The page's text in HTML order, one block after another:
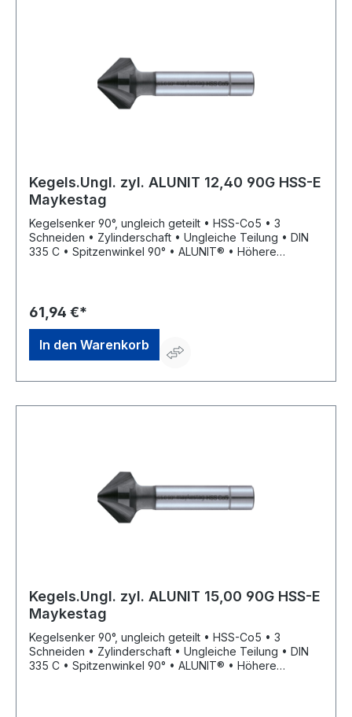
Kegels.Ungl. zyl. ALUNIT 12,40 90G HSS-E
Maykestag
Kegelsenker 90°, ungleich geteilt • HSS-Co5 • 3
Schneiden • Zylinderschaft • Ungleiche Teilung • DIN
335 C • Spitzenwinkel 90° • ALUNIT® • Höhere
Bohrungen aller Art • Sehr gute Schneideigenschaften
durch ungleich geteilte Schneiden, dadurch deutlich
geringere Oberflächenrauigkeiten
61,94 €*
In den Warenkorb
Kegels.Ungl. zyl. ALUNIT 15,00 90G HSS-E
Maykestag
Kegelsenker 90°, ungleich geteilt • HSS-Co5 • 3
Schneiden • Zylinderschaft • Ungleiche Teilung • DIN
335 C • Spitzenwinkel 90° • ALUNIT® • Höhere